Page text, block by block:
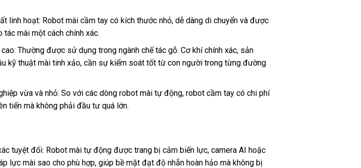
linh hoạt: Robot mài cầm tay có kích thước nhỏ, dễ dàng di chuyển và được
mài một cách chính xác.
Thường được sử dụng trong ngành chế tác gỗ. Cơ khí chính xác, sản
kỹ thuật mài tinh xảo, cần sự kiểm soát tốt từ con người trong từng đường
vừa và nhỏ: So với các dòng robot mài tự động, robot cầm tay có chi phí
tiến mà không phải đầu tư quá lớn.
tuyệt đối: Robot mài tự động được trang bị cảm biến lực, camera AI hoặc
lực mài sao cho phù hợp, giúp bề mặt đạt độ nhẵn hoàn hảo mà không bị